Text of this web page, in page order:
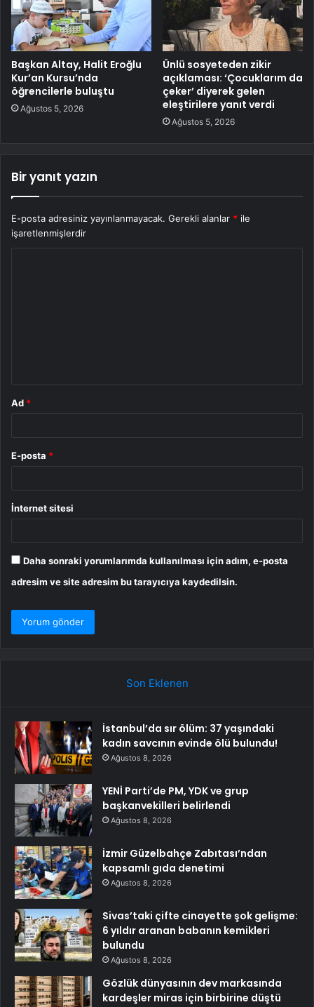
Başkan Altay, Halit Eroğlu
Kur’an Kursu’nda
öğrencilerle buluştu
Ağustos 5, 2026
Ünlü sosyeteden zikir
açıklaması: ‘Çocuklarım da
çeker’ diyerek gelen
eleştirilere yanıt verdi
Ağustos 5, 2026
Bir yanıt yazın
E-posta adresiniz yayınlanmayacak. Gerekli alanlar * ile
işaretlenmişlerdir
Ad *
E-posta *
İnternet sitesi
Daha sonraki yorumlarımda kullanılması için adım, e-posta
adresim ve site adresim bu tarayıcıya kaydedilsin.
Son Eklenen
İstanbul’da sır ölüm: 37 yaşındaki
kadın savcının evinde ölü bulundu!
Ağustos 8, 2026
YENİ Parti’de PM, YDK ve grup
başkanvekilleri belirlendi
Ağustos 8, 2026
İzmir Güzelbahçe Zabıtası’ndan
kapsamlı gıda denetimi
Ağustos 8, 2026
Sivas’taki çifte cinayette şok gelişme:
6 yıldır aranan babanın kemikleri
bulundu
Ağustos 8, 2026
Gözlük dünyasının dev markasında
kardeşler miras için birbirine düştü